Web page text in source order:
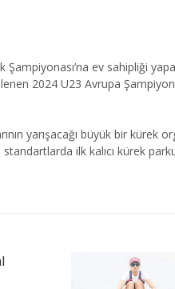
ev sahipliği
2024 U23 Avrupa
yarışacağı büyük bir kürek
ilk kalıcı kürek